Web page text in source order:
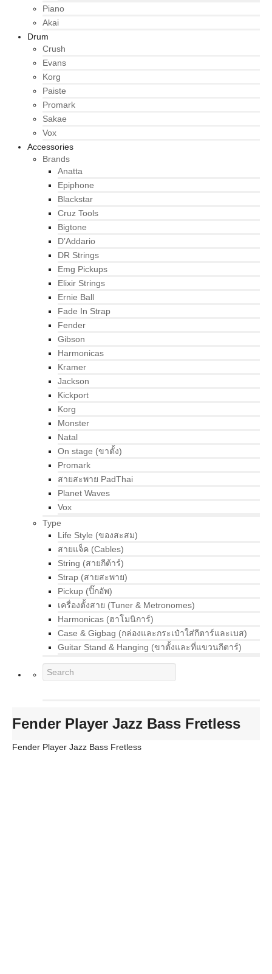
Piano
Akai
Drum
Crush
Evans
Korg
Paiste
Promark
Sakae
Vox
Accessories
Brands
Anatta
Epiphone
Blackstar
Cruz Tools
Bigtone
D’Addario
DR Strings
Emg Pickups
Elixir Strings
Ernie Ball
Fade In Strap
Fender
Gibson
Harmonicas
Kramer
Jackson
Kickport
Korg
Monster
Natal
On stage (ขาตั้ง)
Promark
สายสะพาย PadThai
Planet Waves
Vox
Type
Life Style (ของสะสม)
สายแจ็ค (Cables)
String (สายกีต้าร์)
Strap (สายสะพาย)
Pickup (ปิ๊กอัพ)
เครื่องตั้งสาย (Tuner & Metronomes)
Harmonicas (ฮาโมนิการ์)
Case & Gigbag (กล่องและกระเป๋าใส่กีตาร์และเบส)
Guitar Stand & Hanging (ขาตั้งและที่แขวนกีตาร์)
Fender Player Jazz Bass Fretless
Fender Player Jazz Bass Fretless